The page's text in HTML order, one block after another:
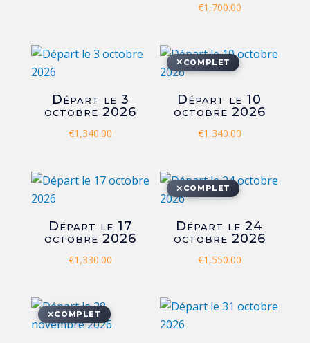
€1,700.00
Départ le 3
octobre 2026
€1,340.00
✕ COMPLET
Départ le 10
octobre 2026
€1,340.00
Départ le 17
octobre 2026
€1,330.00
✕ COMPLET
Départ le 24
octobre 2026
€1,550.00
✕COMPLET